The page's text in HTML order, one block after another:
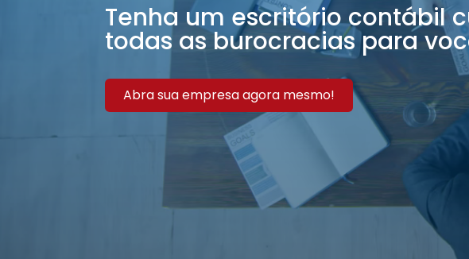
Tenha um escritório contábil
todas as burocracias para
Abra sua empresa agora mesmo!